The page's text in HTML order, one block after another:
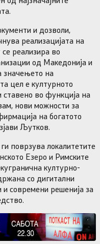
и дозволи,
реализацијата на
реализира во
од Македонија и
значењето на
цел е културното
ставено во функција на
нови можности за
на богатото
Љутков.
поврзува локалитетите
Езеро и Римските
културно-
со дигитални
современи решенија за